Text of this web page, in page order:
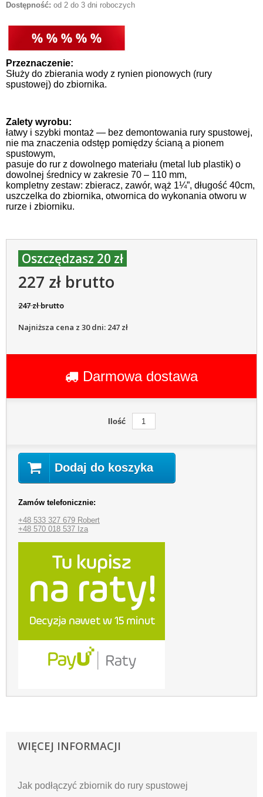
Dostępność: od 2 do 3 dni roboczych
Przeznaczenie:
Służy do zbierania wody z rynien pionowych (rury
spustowej) do zbiornika.
Zalety wyrobu:
łatwy i szybki montaż — bez demontowania rury spustowej,
nie ma znaczenia odstęp pomiędzy ścianą a pionem
spustowym,
pasuje do rur z dowolnego materiału (metal lub plastik) o
dowolnej średnicy w zakresie 70 – 110 mm,
kompletny zestaw: zbieracz, zawór, wąż 1¼”, długość 40cm,
uszczelka do zbiornika, otwornica do wykonania otworu w
rurze i zbiorniku.
Oszczędzasz 20 zł
227 zł brutto
247 zł brutto
Najniższa cena z 30 dni: 247 zł
Darmowa dostawa
Ilość
Dodaj do koszyka
Zamów telefonicznie:
+48 533 327 679 Robert
+48 570 018 537 Iza
WIĘCEJ INFORMACJI
Jak podłączyć zbiornik do rury spustowej